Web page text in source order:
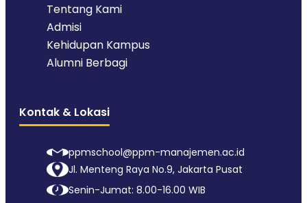
Tentang Kami
Admisi
Kehidupan Kampus
Alumni Berbagi
Kontak & Lokasi
ppmschool@ppm-manajemen.ac.id
Jl. Menteng Raya No.9, Jakarta Pusat
Senin-Jumat: 8.00-16.00 WIB